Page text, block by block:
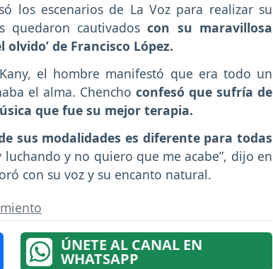
los escenarios de La Voz para realizar su
quedaron cautivadoscon su maravillosa
de Francisco López.
el hombre manifestó que era todo un
el alma. Chenchoconfesó que sufría de
que fue su mejor terapia.
sus modalidades es diferente para todas
luchando y no quiero que me acabe”, dijo en
con su voz y su encanto natural.
ÚNETE AL CANAL EN
WHATSAPP